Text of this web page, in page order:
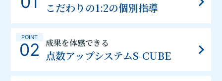
こだわりの1:2の個別指導
POINT
02 成果を体感できる
点数アップシステムS-CUBE